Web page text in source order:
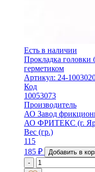
Есть в наличии
Прокладка головки
герметиком
Артикул: 24-
Код
10053073
Производитель
АО Завод
АО ФРИТЕКС (г.
Вес (гр.)
115
185 ₽
Добавить в
-